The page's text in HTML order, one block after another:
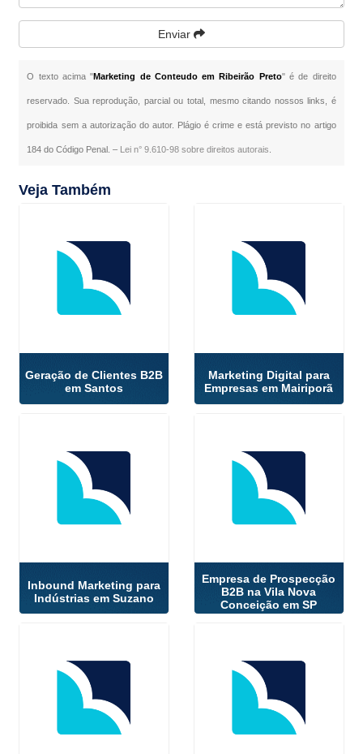
Enviar
O texto acima "Marketing de Conteudo em Ribeirão Preto" é de direito
reservado. Sua reprodução, parcial ou total, mesmo citando nossos links, é
proibida sem a autorização do autor. Plágio é crime e está previsto no artigo
184 do Código Penal. – Lei n° 9.610-98 sobre direitos autorais
Veja Também
Geração de Clientes B2B
em Santos
Marketing Digital para
Empresas em Mairiporã
Inbound Marketing para
Indústrias em Suzano
Empresa de Prospecção
B2B na Vila Nova
Conceição em SP